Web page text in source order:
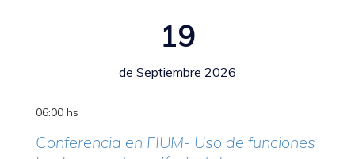
19
de Septiembre 2026
06:00 hs
Conferencia en FIUM- Uso de funciones